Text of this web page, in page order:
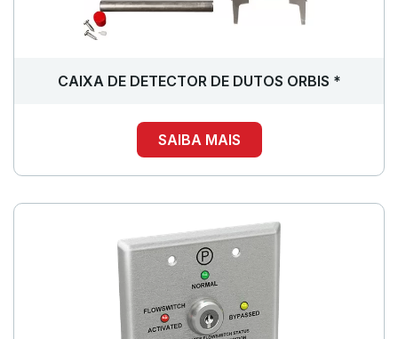
CAIXA DE DETECTOR DE DUTOS ORBIS *
SAIBA MAIS